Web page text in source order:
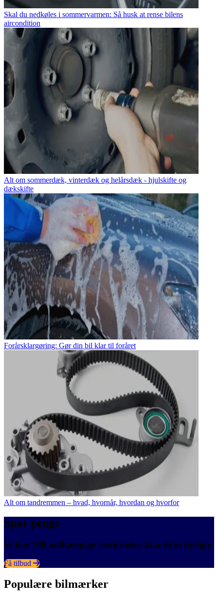
Skal du nedkøles i sommervarmen: Så husk at rense bilens
aircondition
Alt om sommerdæk, vinterdæk og helårsdæk - hjulskifte og
dækskifte
Forårsklargøring: Gør din bil klar til foråret
Alt om tandremmen – hvad, hvornår, hvordan og hvorfor
Spar penge
Vi har 190 uafhængige værksteder klar til at hjælpe
Få tilbud
Populære bilmærker